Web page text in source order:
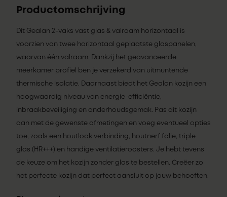
Productomschrijving
Dit Gealan 2-vaks vast glas & valraam horizontaal is
voorzien van twee horizontaal geplaatste glaspanelen,
waarvan één valraam. Dankzij het geavanceerde
meerkamer profiel ben je verzekerd van uitmuntende
thermische isolatie. Daarnaast biedt het Gealan kozijn een
hoogwaardig niveau van energie-efficiëntie,
inbraakbeveiliging en onderhoudsgemak. Pas dit kozijn
aan met de gewenste afmetingen en voeg eventueel opties
toe, zoals een houtlook verbinding, houtnerf folie, triple
glas (HR+++) en handige ventilatieroosters. Je hebt tevens
de keuze om het kozijn zonder glas te bestellen. Creëer zo
het perfecte kozijn dat perfect aansluit op jouw behoeften.